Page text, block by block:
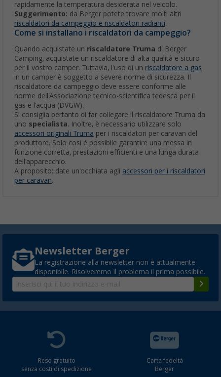
rapidamente la temperatura desiderata nel veicolo.
Suggerimento: da Berger potete trovare molti altri
riscaldatori da campeggio e riscaldatori radianti.
Come si installano i riscaldatori da campeggio?
Quando acquistate un riscaldatore Truma di Berger
Camping, acquistate un riscaldatore di alta qualità e sicuro
per il vostro camper. Tuttavia, l'uso di un riscaldatore a gas
in un camper è soggetto a severe norme di sicurezza. Il
riscaldatore da campeggio deve essere conforme alle
norme dell'Associazione tecnico-scientifica tedesca per il
gas e l'acqua (DVGW).
Si consiglia pertanto di far collegare il riscaldatore Truma da
uno specialista. Inoltre, è necessario utilizzare solo
accessori originali Truma per i riscaldatori per caravan del
produttore. Solo così è possibile garantire una messa in
funzione corretta, prestazioni efficienti e una lunga durata
dell'apparecchio.
A proposito: date un'occhiata agli accessori per i riscaldatori
per caravan.
Newsletter Berger
La registrazione alla newsletter non è attualmente
disponibile. Risolveremo il problema il prima possibile.
Reso gratuito
senza costi di spedizione
Carta fedeltà
Berger